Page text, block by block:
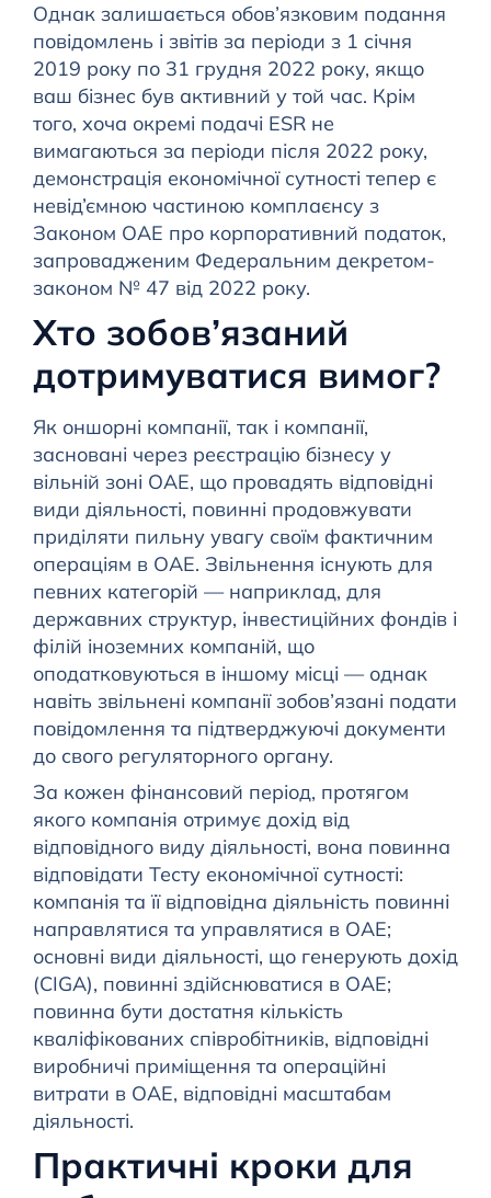
Однак залишається обов’язковим подання
повідомлень і звітів за періоди з 1 січня
2019 року по 31 грудня 2022 року, якщо
ваш бізнес був активний у той час. Крім
того, хоча окремі подачі ESR не
вимагаються за періоди після 2022 року,
демонстрація економічної сутності тепер є
невід’ємною частиною комплаєнсу з
Законом ОАЕ про корпоративний податок,
запровадженим Федеральним декретом-
законом № 47 від 2022 року.
Хто зобов’язаний
дотримуватися вимог?
Як оншорні компанії, так і компанії,
засновані через реєстрацію бізнесу у
вільній зоні ОАЕ, що провадять відповідні
види діяльності, повинні продовжувати
приділяти пильну увагу своїм фактичним
операціям в ОАЕ. Звільнення існують для
певних категорій — наприклад, для
державних структур, інвестиційних фондів і
філій іноземних компаній, що
оподатковуються в іншому місці — однак
навіть звільнені компанії зобов’язані подати
повідомлення та підтверджуючі документи
до свого регуляторного органу.
За кожен фінансовий період, протягом
якого компанія отримує дохід від
відповідного виду діяльності, вона повинна
відповідати Тесту економічної сутності:
компанія та її відповідна діяльність повинні
направлятися та управлятися в ОАЕ;
основні види діяльності, що генерують дохід
(CIGA), повинні здійснюватися в ОАЕ;
повинна бути достатня кількість
кваліфікованих співробітників, відповідні
виробничі приміщення та операційні
витрати в ОАЕ, відповідні масштабам
діяльності.
Практичні кроки для